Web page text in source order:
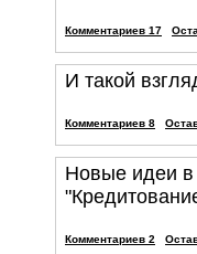
Комментариев 17
И такой
Комментариев 8
Новые идеи в
Комментариев 2